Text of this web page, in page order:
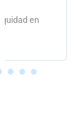
Juan Manuel
Rector